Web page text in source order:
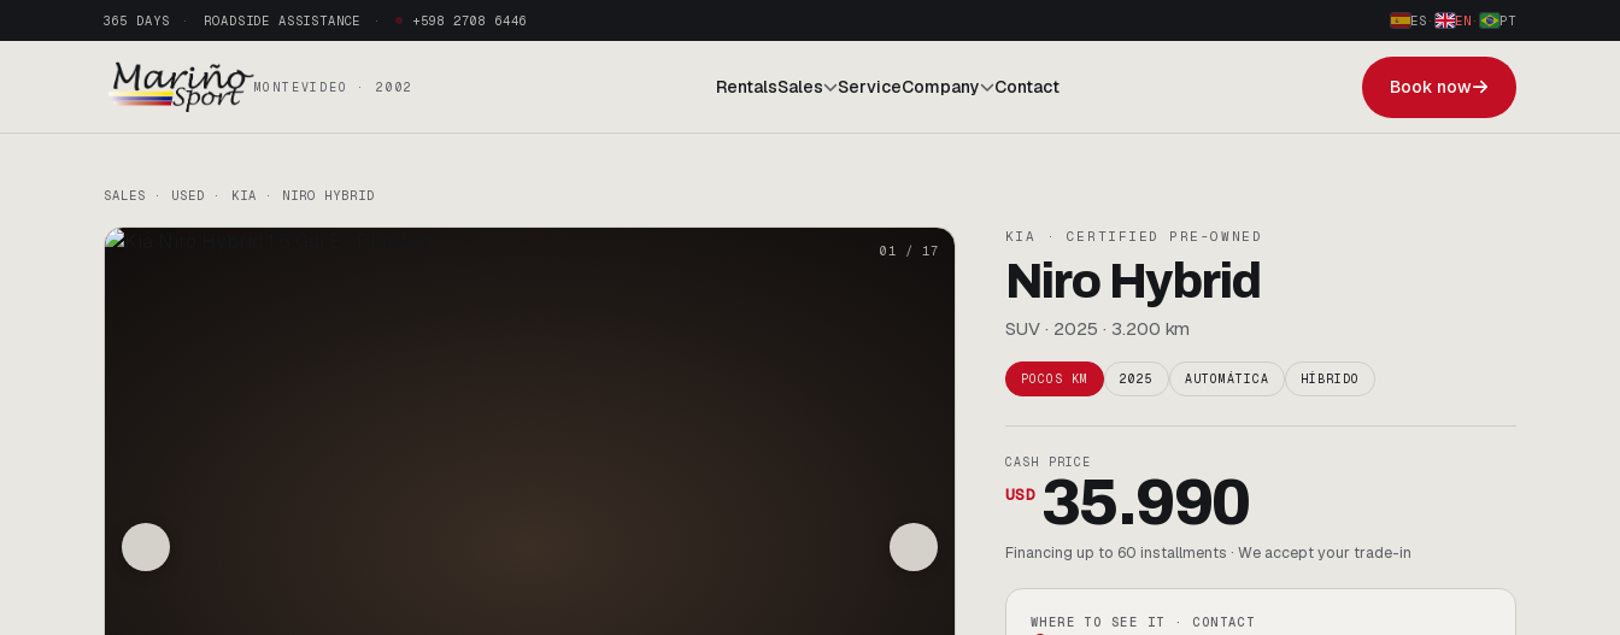
365 DAYS ROADSIDE ASSISTANCE +598 2708 6446 ES · EN · PT
MONTEVIDEO · 2002 RentalsSales ServiceCompany Contact Book now
SALES · USED · KIA · NIRO HYBRID
01 / 17
KIA · CERTIFIED PRE-OWNED
Niro Hybrid
SUV · 2025 · 3.200 km
POCOS KM 2025 AUTOMÁTICA HÍBRIDO
CASH PRICE
USD 35.990
Financing up to 60 installments · We accept your trade-in
WHERE TO SEE IT · CONTACT